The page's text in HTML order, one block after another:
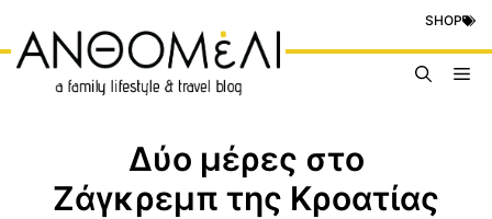
περιεχόμενο
SHOP
Δύο μέρες στο
Ζάγκρεμπ της Κροατίας